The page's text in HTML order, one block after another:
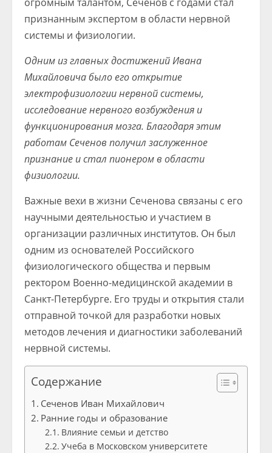
признанным экспертом в области нервной
системы и физиологии.
Одним из главных достижений Ивана
Михайловича было его открытие
электрофизиологии нервной системы,
исследование нервного возбуждения и
функционирования мозга. Благодаря этим
работам Сеченов получил заслуженное
признание и стал пионером в области
физиологии.
Важные вехи в жизни Сеченова связаны с его
научными деятельностью и участием в
организации различных институтов. Он был
одним из основателей Российского
физиологического общества и первым
ректором Военно-медицинской академии в
Санкт-Петербурге. Его труды и открытия стали
отправной точкой для разработки новых
методов лечения и диагностики заболеваний
нервной системы.
Содержание
Сеченов Иван Михайлович
Ранние годы и образование
Влияние семьи и детство
Учеба в Московском университете